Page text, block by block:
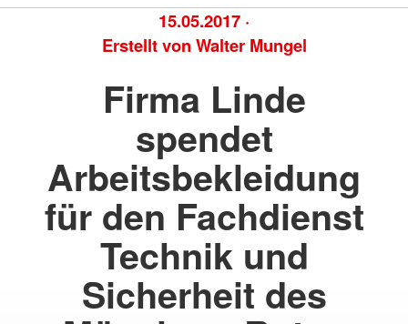
15.05.2017 ·
Erstellt von Walter Mungel
Firma Linde
spendet
Arbeitsbekleidung
für den Fachdienst
Technik und
Sicherheit des